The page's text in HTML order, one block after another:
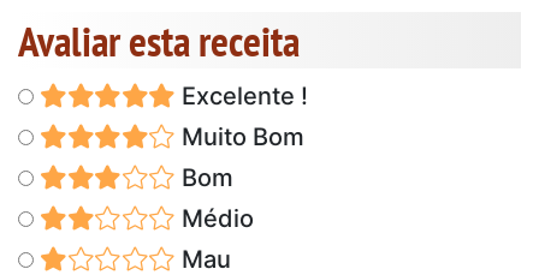
Avaliar esta receita
Excelente !
Muito Bom
Bom
Médio
Mau